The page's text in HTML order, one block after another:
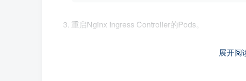
重启Nginx Ingress Controller的Pods。
展开阅